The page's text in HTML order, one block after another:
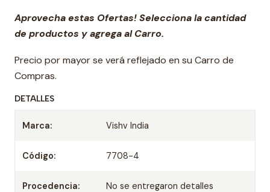
Aprovecha estas Ofertas! Selecciona la cantidad
de productos y agrega al Carro.
Precio por mayor se verá reflejado en su Carro de
Compras.
DETALLES
Marca: Vishv India
Código: 7708-4
Procedencia:
No se entregaron detalles